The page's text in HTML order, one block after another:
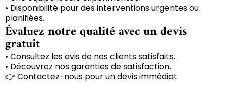
• Disponibilité pour des interventions urgentes ou
planifiées.
Évaluez notre qualité avec un devis
gratuit
• Consultez les avis de nos clients satisfaits.
• Découvrez nos garanties de satisfaction.
👉 Contactez-nous pour un devis immédiat.